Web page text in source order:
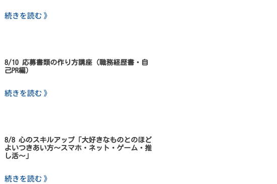
続きを読む 》
8/10 応募書類の作り方講座（職務経歴書・自
己PR編）
続きを読む 》
8/8 心のスキルアップ「大好きなものとのほど
よいつきあい方～スマホ・ネット・ゲーム・推
し活～」
続きを読む 》